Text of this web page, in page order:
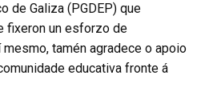
de Galiza (PGDEP) que
fixeron un esforzo de
tamén agradece o apoio
educativa fronte á